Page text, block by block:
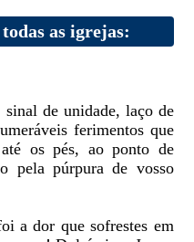
as igrejas:
sinal de unidade, laço de
ferimentos que
até os pés, ao ponto de
pela púrpura de vosso
a dor que sofrestes em